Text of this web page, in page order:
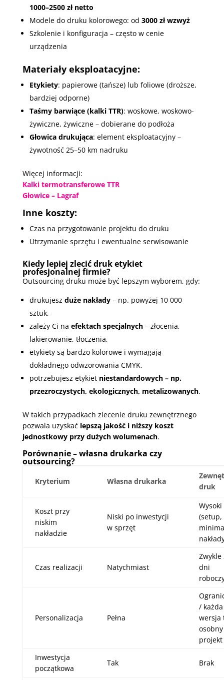
1000–2500 zł netto
Modele do druku kolorowego: od 3000 zł wzwyż
Szkolenie i konfiguracja – często w cenie
urządzenia
Materiały eksploatacyjne:
Etykiety: papierowe (tańsze) lub foliowe (droższe,
bardziej odporne)
Taśmy barwiące (kalki TTR): woskowe, woskowo-
żywiczne, żywiczne – dobierane do podłoża
Głowica drukująca: element eksploatacyjny –
żywotność 25–50 km nadruku
Więcej informacji:
Kalki termotransferowe TTR
Głowice – Lagraf
Inne koszty:
Czas na przygotowanie projektu do druku
Utrzymanie sprzętu i ewentualne serwisowanie
Kiedy lepiej zlecić druk etykiet
profesjonalnej firmie?
Outsourcing druku może być lepszym wyborem, gdy:
drukujesz duże nakłady– np. powyżej 10 000
sztuk,
zależy Ci na efektach specjalnych– złocenia,
lakierowanie, tłoczenia,
etykiety są bardzo kolorowe i wymagają
dokładnego odwzorowania CMYK,
potrzebujesz etykiet niestandardowych – np.
przezroczystych, ekologicznych, metalizowanych.
W takich przypadkach zlecenie druku zewnętrznego
pozwala uzyskać lepszą jakość i niższy koszt
jednostkowy przy dużych wolumenach.
Porównanie – własna drukarka czy
outsourcing?
Kryterium Własna drukarka
druk
Koszt przy
niskim
nakładzie
Niski po inwestycji
w sprzęt
Wysoki
(setup,
Czas realizacji Natychmiast
Zwykle
dni
Personalizacja Pełna
/ każda
wersja
osobny
projekt
Inwestycja
początkowa
Tak Brak